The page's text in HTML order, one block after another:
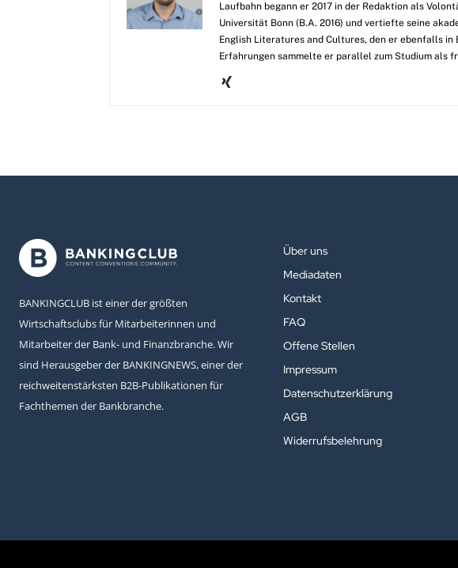
Laufbahn begann er 2017 in der Redaktion als
Universität Bonn (B.A. 2016) und vertiefte seine
English Literatures and Cultures, den er ebenfalls
Erfahrungen sammelte er parallel zum Studium als
BANKINGCLUB ist einer der größten
Wirtschaftsclubs für Mitarbeiterinnen und
Mitarbeiter der Bank- und Finanzbranche. Wir
sind Herausgeber der BANKINGNEWS, einer der
reichweitenstärksten B2B-Publikationen für
Fachthemen der Bankbranche.
Über uns
Mediadaten
Kontakt
FAQ
Offene Stellen
Impressum
Datenschutzerklärung
AGB
Widerrufsbelehrung